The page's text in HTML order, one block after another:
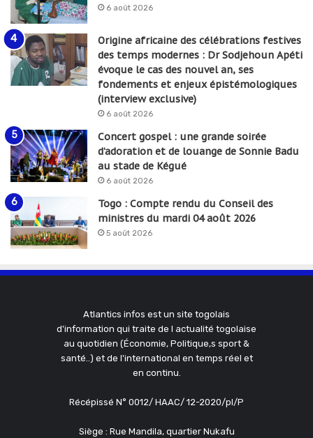
6 août 2026
Origine africaine des célébrations festives
des temps modernes : Dr Sodjehoun Apéti
évoque le cas des nouvel an, ses
fondements et enjeux épistémologiques
(interview exclusive)
6 août 2026
Concert gospel : une grande soirée
d’adoration et de louange de Sonnie Badu
au stade de Kégué
6 août 2026
Togo : Compte rendu du Conseil des
ministres du mardi 04 août 2026
5 août 2026
Atlantics infos est un site togolais
d'information qui traite de l actualité togolaise
au quotidien (Économie, Politique,s sport &
santé..) et de l'international en temps réel et
en continu.
Récépissé N° 0012/ HAAC/ 12-2020/pl/P
Siège : Rue Mandila, quartier Nukafu